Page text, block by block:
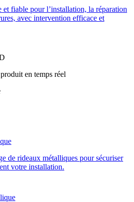
et fiable pour l’installation, la réparation
avec intervention efficace et
en temps réel
de rideaux métalliques pour sécuriser
votre installation.